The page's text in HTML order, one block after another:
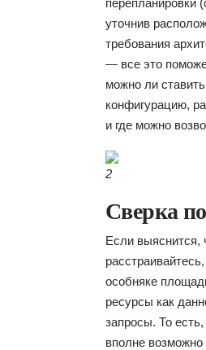
перепланировки
уточнив
требования
— все это
можно ли
конфигурацию,
и где можно
2
Сверка
Если выяснится,
особняке
ресурсы как
запросы. То есть,
вполне